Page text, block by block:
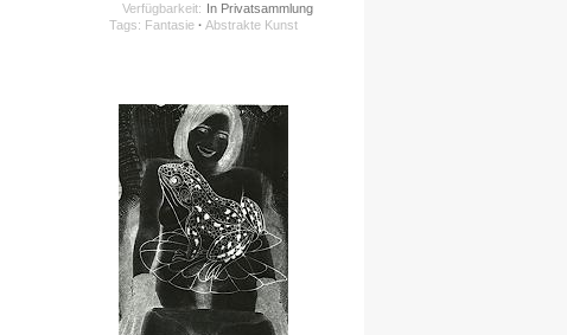
Verfügbarkeit: In Privatsammlung
Tags: Fantasie · Abstrakte Kunst